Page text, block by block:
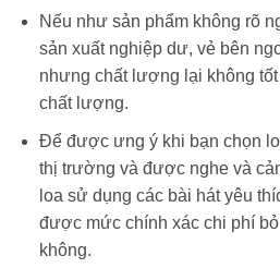
Nếu như sản phẩm không rõ
sản xuất nghiệp dư, vẻ bên
nhưng chất lượng lại không
chất lượng.
Để được ưng ý khi bạn chọn
thị trường và được nghe và
loa sử dụng các bài hát yêu
được mức chính xác chi phí
không.